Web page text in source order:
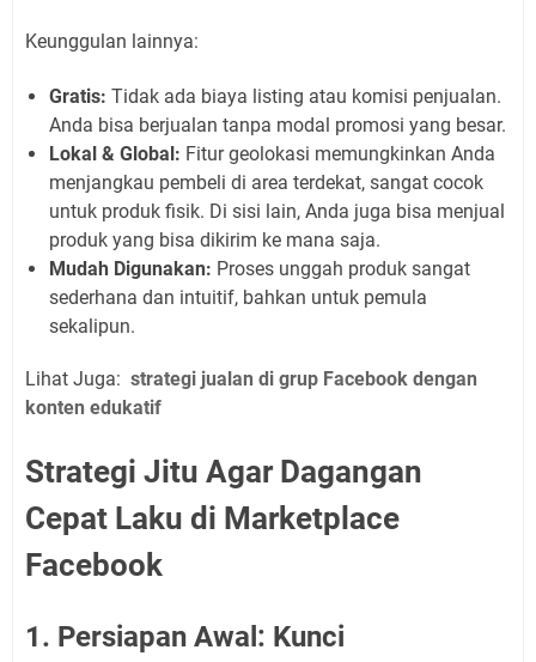
Keunggulan lainnya:
Gratis: Tidak ada biaya listing atau komisi penjualan.
Anda bisa berjualan tanpa modal promosi yang besar.
Lokal & Global: Fitur geolokasi memungkinkan Anda
menjangkau pembeli di area terdekat, sangat cocok
untuk produk fisik. Di sisi lain, Anda juga bisa menjual
produk yang bisa dikirim ke mana saja.
Mudah Digunakan: Proses unggah produk sangat
sederhana dan intuitif, bahkan untuk pemula
sekalipun.
Lihat Juga: strategi jualan di grup Facebook dengan
konten edukatif
Strategi Jitu Agar Dagangan
Cepat Laku di Marketplace
Facebook
1. Persiapan Awal: Kunci